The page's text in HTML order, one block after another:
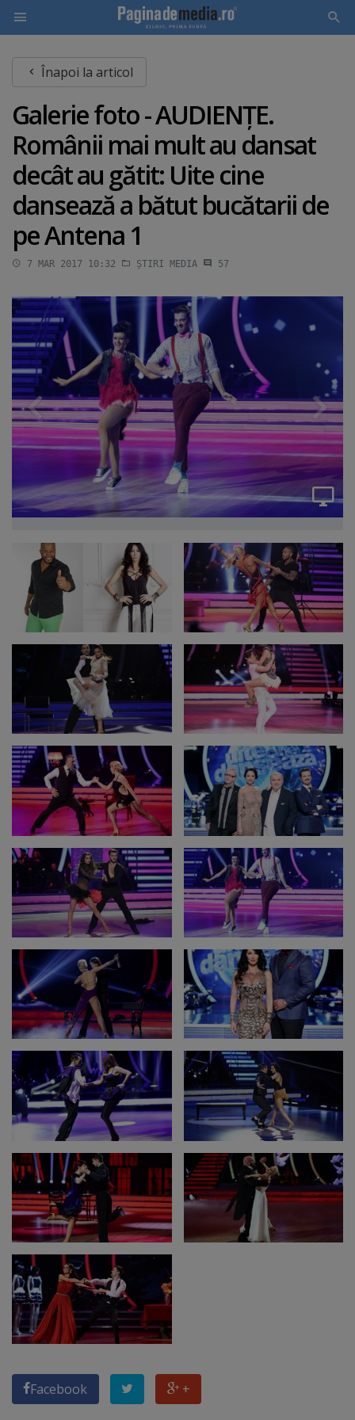
main
content
Înapoi la articol
Galerie foto - AUDIENŢE.
Românii mai mult au dansat
decât au gătit: Uite cine
dansează a bătut bucătarii de
pe Antena 1
7 MAR 2017 10:32 ȘTIRI MEDIA 57
Facebook +